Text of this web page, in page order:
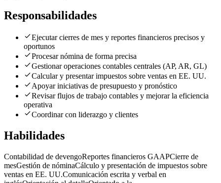
Responsabilidades
Ejecutar cierres de mes y reportes financieros precisos y
oportunos
Procesar nómina de forma precisa
Gestionar operaciones contables centrales (AP, AR, GL)
Calcular y presentar impuestos sobre ventas en EE. UU.
Apoyar iniciativas de presupuesto y pronóstico
Revisar flujos de trabajo contables y mejorar la eficiencia
operativa
Coordinar con liderazgo y clientes
Habilidades
Contabilidad de devengoReportes financieros GAAPCierre de
mesGestión de nóminaCálculo y presentación de impuestos sobre
ventas en EE. UU.Comunicación escrita y verbal en